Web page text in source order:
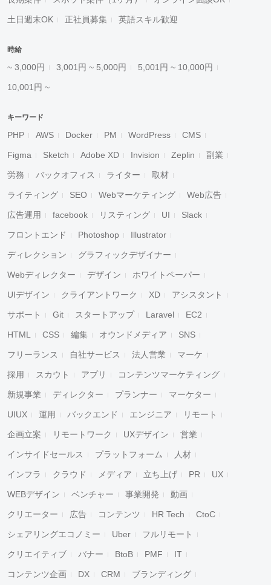
土日週末OK 正社員募集 英語スキル歓迎
時給
~ 3,000円 3,001円 ~ 5,000円 5,001円 ~ 10,000円
10,001円 ~
キーワード
PHP AWS Docker PM WordPress CMS
Figma Sketch Adobe XD Invision Zeplin 副業
労務 バックオフィス ライター 取材
ライティング SEO Webマーケティング Web広告
広告運用 facebook リスティング UI Slack
フロントエンド Photoshop Illustrator
ディレクション グラフィックデザイナー
Webディレクター デザイン ホワイトペーパー
UIデザイン クライアントワーク XD アシスタント
サポート Git スタートアップ Laravel EC2
HTML CSS 編集 オウンドメディア SNS
フリーランス 自社サービス 法人営業 マーケ
採用 スカウト アプリ コンテンツマーケティング
新規事業 ディレクター プランナー マーケター
UIUX 運用 バックエンド エンジニア リモート
企画立案 リモートワーク UXデザイン 営業
インサイドセールス プラットフォーム 人材
インフラ クラウド メディア 立ち上げ PR UX
WEBデザイン ベンチャー 事業開発 動画
クリエーター 広告 コンテンツ HR Tech CtoC
シェアリングエコノミー Uber フルリモート
クリエイティブ バナー BtoB PMF IT
コンテンツ企画 DX CRM ブランディング